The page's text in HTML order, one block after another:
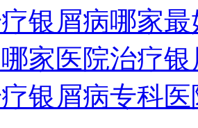
银屑病哪家最
家医院治疗银
银屑病专科